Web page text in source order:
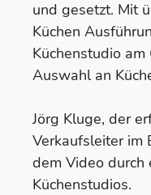
und gesetzt. Mit
Küchen
Küchenstudio
Auswahl an
Jörg Kluge, der
Verkaufsleiter im
dem Video durch
Küchenstudios.